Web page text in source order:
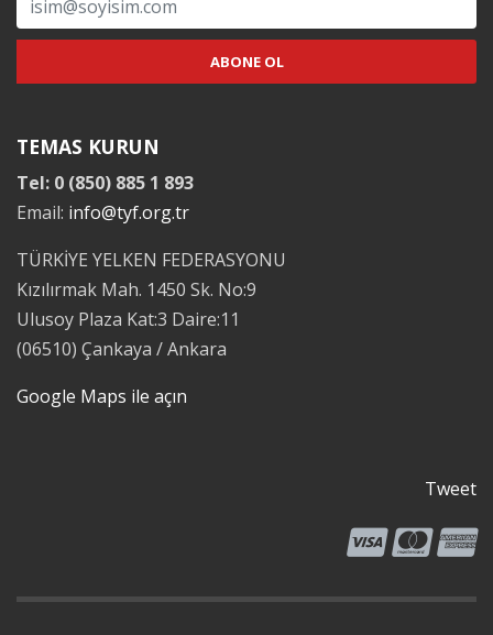
TEMAS KURUN
Tel: 0 (850) 885 1 893
Email: info@tyf.org.tr
TÜRKİYE YELKEN FEDERASYONU
Kızılırmak Mah. 1450 Sk. No:9
Ulusoy Plaza Kat:3 Daire:11
(06510) Çankaya / Ankara
Google Maps ile açın
Tweet